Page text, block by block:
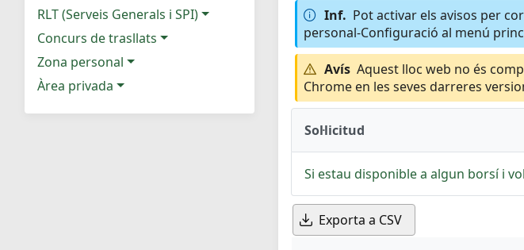
RLT (Serveis Generals i SPI)
Concurs de trasllats
Zona personal
Àrea privada
Inf. Pot activar els avisos per
personal-Configuració al menú
Avís Aquest lloc web no és
Chrome en les seves darreres
Sol·licitud
Si estau disponible a algun borsí i
Exporta a CSV